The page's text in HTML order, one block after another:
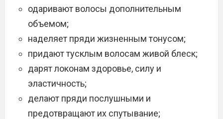
одаривают волосы дополнительным
объемом;
наделяет пряди жизненным тонусом;
придают тусклым волосам живой блеск;
дарят локонам здоровье, силу и
эластичность;
делают пряди послушными и
предотвращают их спутывание;